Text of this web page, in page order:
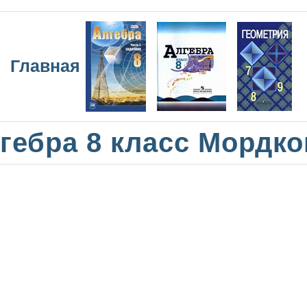
Главная
8 класс